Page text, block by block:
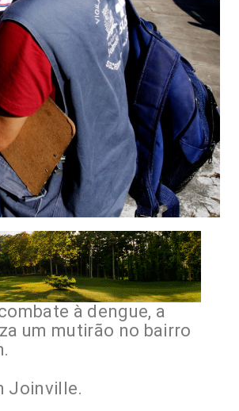
à dengue, a
um mutirão no bairro
Joinville.